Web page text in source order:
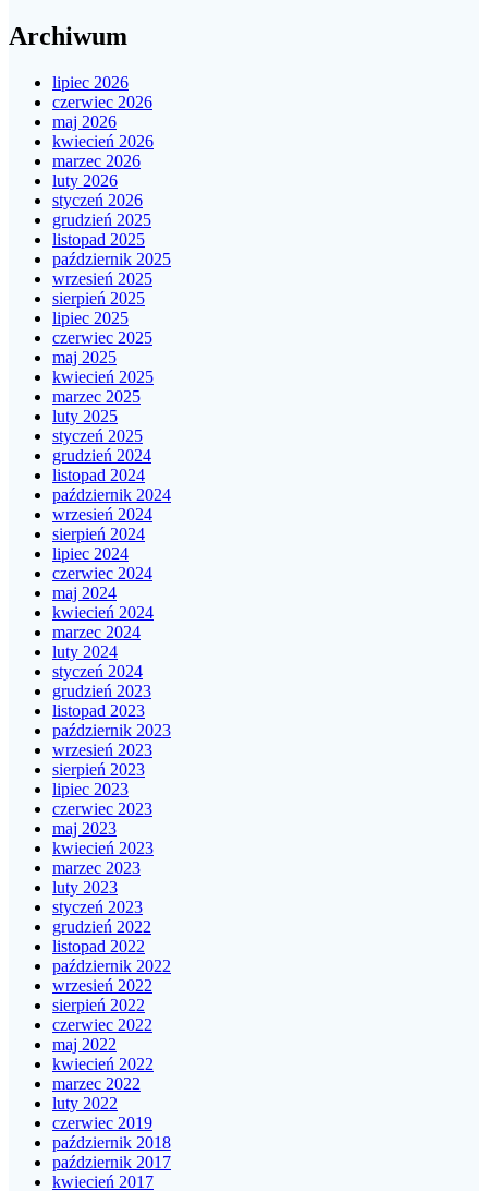
Archiwum
lipiec 2026
czerwiec 2026
maj 2026
kwiecień 2026
marzec 2026
luty 2026
styczeń 2026
grudzień 2025
listopad 2025
październik 2025
wrzesień 2025
sierpień 2025
lipiec 2025
czerwiec 2025
maj 2025
kwiecień 2025
marzec 2025
luty 2025
styczeń 2025
grudzień 2024
listopad 2024
październik 2024
wrzesień 2024
sierpień 2024
lipiec 2024
czerwiec 2024
maj 2024
kwiecień 2024
marzec 2024
luty 2024
styczeń 2024
grudzień 2023
listopad 2023
październik 2023
wrzesień 2023
sierpień 2023
lipiec 2023
czerwiec 2023
maj 2023
kwiecień 2023
marzec 2023
luty 2023
styczeń 2023
grudzień 2022
listopad 2022
październik 2022
wrzesień 2022
sierpień 2022
czerwiec 2022
maj 2022
kwiecień 2022
marzec 2022
luty 2022
czerwiec 2019
październik 2018
październik 2017
kwiecień 2017